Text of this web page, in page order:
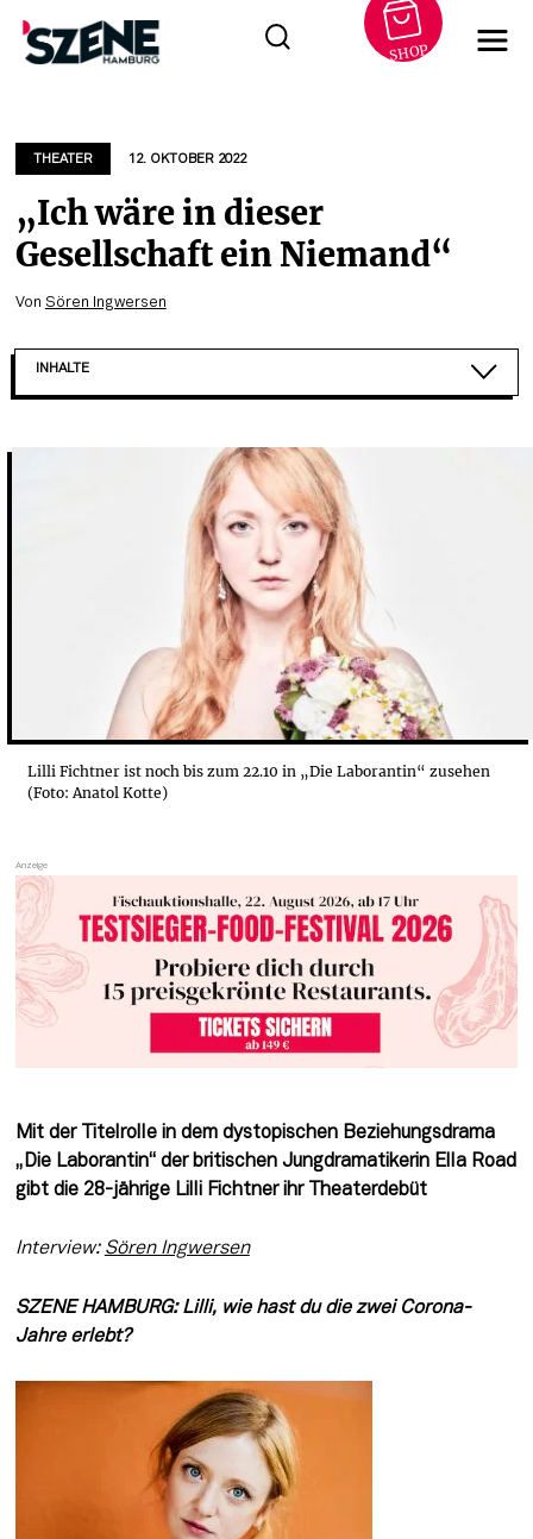
springen
SHOP
THEATER 12. OKTOBER 2022
„Ich wäre in dieser
Gesellschaft ein Niemand“
Von Sören Ingwersen
INHALTE
„ICH PERSÖNLICH VERLASSE MICH AUF KEINE FE...
„ICH KOMME AUS EINER MUSIKERFAMILIE“
DIE BEOBACHTERPOSITION
Lilli Fichtner ist noch bis zum 22.10 in „Die Laborantin“ zusehen
(Foto: Anatol Kotte)
Mit der Titelrolle in dem dystopischen Beziehungsdrama
„Die Laborantin“ der britischen Jungdramatikerin Ella Road
gibt die 28-jährige Lilli Fichtner ihr Theaterdebüt
Interview: Sören Ingwersen
SZENE HAMBURG: Lilli, wie hast du die zwei Corona-
Jahre erlebt?